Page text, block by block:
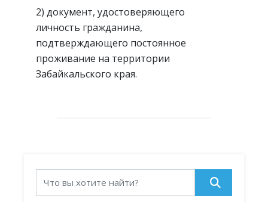
2) документ, удостоверяющего
личность гражданина,
подтверждающего постоянное
проживание на территории
Забайкальского края.